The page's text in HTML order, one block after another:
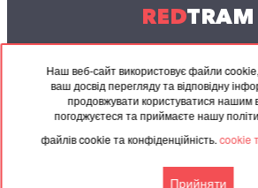
Наш веб-сайт використовує файли
ваш досвід перегляду та відповідну
продовжувати користуватися нашим
погоджуєтеся та приймаєте нашу
файлів cookie та конфіденційність.cookie
Прийняти
REDTRAM
© 2004-2026 Redtram,
Співпраця
Партнерські
матеріали
Архів
Угода